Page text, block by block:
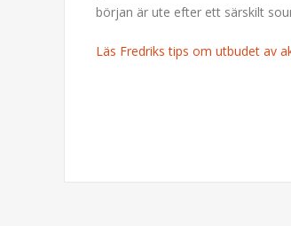
början är ute efter ett särskilt
Läs Fredriks tips om utbudet av